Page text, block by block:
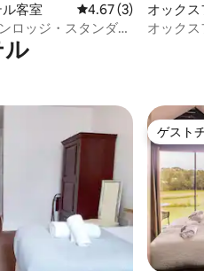
平均評価
客室 レビュー3件、5つ星
4.67 (3)
ロッジ・スタンダー
れ込み禁止）
オック
ル客室
オックス
ゲスト
ゲスト